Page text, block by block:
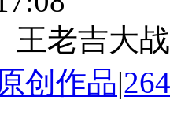
王老吉大
创作品|